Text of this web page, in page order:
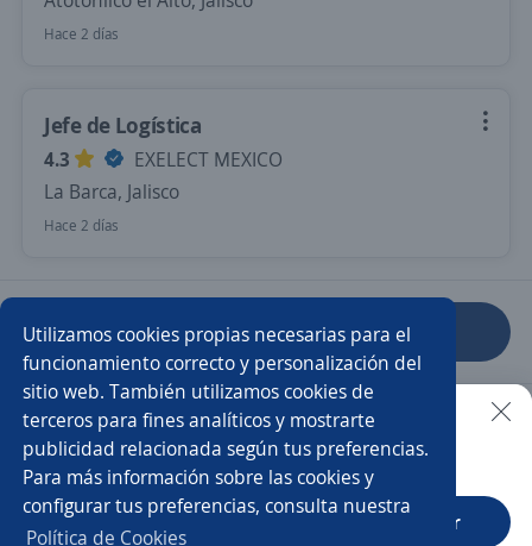
Utilizamos cookies propias necesarias para el
funcionamiento correcto y personalización del
sitio web. También utilizamos cookies de
terceros para fines analíticos y mostrarte
publicidad relacionada según tus preferencias.
Para más información sobre las cookies y
configurar tus preferencias, consulta nuestra
Política de Cookies
Hace 2 días
Jefe de Logística
4.3
EXELECT MEXICO
La Barca, Jalisco
Hace 2 días
Anterior Siguiente
Nuevas ofertas de empleo Avísame
Empleos similares
Ayudante general
Buscar es más fácil en la app
CT App Abrir